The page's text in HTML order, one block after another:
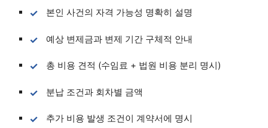
본인 사건의 자격 가능성 명확히 설명
예상 변제금과 변제 기간 구체적 안내
총 비용 견적 (수임료 + 법원 비용 분리 명시)
분납 조건과 회차별 금액
추가 비용 발생 조건이 계약서에 명시